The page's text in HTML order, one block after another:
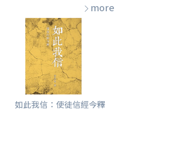
more
如此我信：使徒信經今釋